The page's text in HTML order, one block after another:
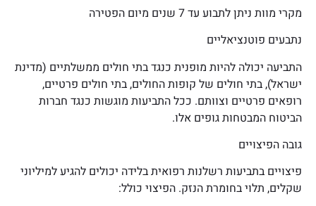
מקרי מוות ניתן לתבוע עד 7 שנים מיום הפטירה
נתבעים פוטנציאליים
התביעה יכולה להיות מופנית כנגד בתי חולים ממשלתיים (מדינת
ישראל), בתי חולים של קופות החולים, בתי חולים פרטיים,
רופאים פרטיים וצוותם. ככל התביעות מוגשות כנגד חברות
הביטוח המבטחות גופים אלו.
גובה הפיצויים
פיצויים בתביעות רשלנות רפואית בלידה יכולים להגיע למיליוני
שקלים, תלוי בחומרת הנזק. הפיצוי כולל: